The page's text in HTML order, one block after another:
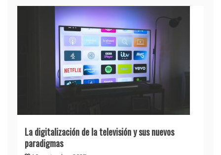
La digitalización de la televisión y sus nuevos
paradigmas